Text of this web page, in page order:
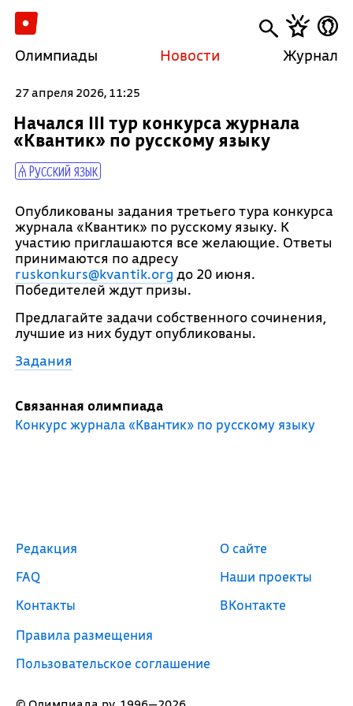
Олимпиады Новости Журнал
27 апреля 2026, 11:25
Начался III тур конкурса журнала
«Квантик» по русскому языку
Русский язык
Опубликованы задания третьего тура конкурса
журнала «Квантик» по русскому языку. К
участию приглашаются все желающие. Ответы
принимаются по адресу
ruskonkurs@kvantik.org до 20 июня.
Победителей ждут призы.
Предлагайте задачи собственного сочинения,
лучшие из них будут опубликованы.
Задания
Связанная олимпиада
Конкурс журнала «Квантик» по русскому языку
Редакция
FAQ
Контакты
Правила размещения
Пользовательское соглашение
О сайте
Наши проекты
ВКонтакте